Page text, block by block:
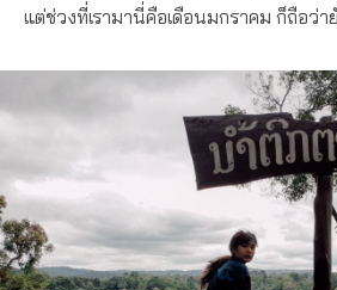
แต่ช่วงที่เรามานี่คือเดือนมกราคม ก็ถือว่